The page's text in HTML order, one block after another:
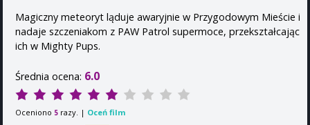
Magiczny meteoryt ląduje awaryjnie w Przygodowym Mieście i
nadaje szczeniakom z PAW Patrol supermoce, przekształcając
ich w Mighty Pups.
Średnia ocena: 6.0
Oceniono 5 razy. | Oceń film